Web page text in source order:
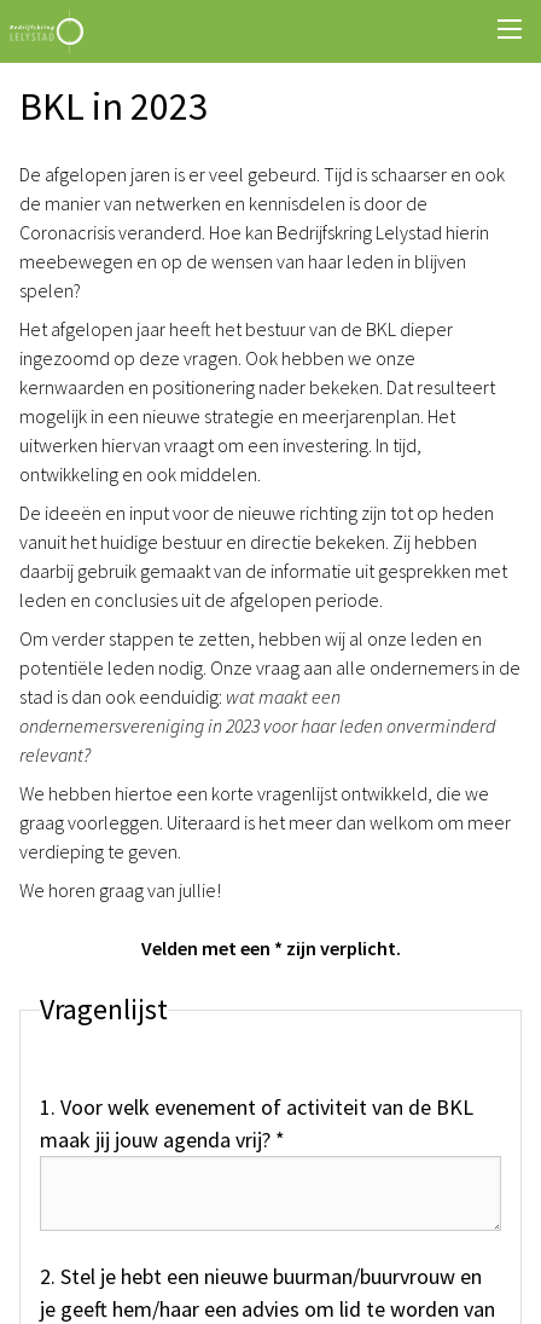
BKL in 2023
De afgelopen jaren is er veel gebeurd. Tijd is schaarser en ook
de manier van netwerken en kennisdelen is door de
Coronacrisis veranderd. Hoe kan Bedrijfskring Lelystad hierin
meebewegen en op de wensen van haar leden in blijven
spelen?
Het afgelopen jaar heeft het bestuur van de BKL dieper
ingezoomd op deze vragen. Ook hebben we onze
kernwaarden en positionering nader bekeken. Dat resulteert
mogelijk in een nieuwe strategie en meerjarenplan. Het
uitwerken hiervan vraagt om een investering. In tijd,
ontwikkeling en ook middelen.
De ideeën en input voor de nieuwe richting zijn tot op heden
vanuit het huidige bestuur en directie bekeken. Zij hebben
daarbij gebruik gemaakt van de informatie uit gesprekken met
leden en conclusies uit de afgelopen periode.
Om verder stappen te zetten, hebben wij al onze leden en
potentiële leden nodig. Onze vraag aan alle ondernemers in de
stad is dan ook eenduidig: wat maakt een
ondernemersvereniging in 2023 voor haar leden onverminderd
relevant?
We hebben hiertoe een korte vragenlijst ontwikkeld, die we
graag voorleggen. Uiteraard is het meer dan welkom om meer
verdieping te geven.
We horen graag van jullie!
Velden met een * zijn verplicht.
Vragenlijst
1. Voor welk evenement of activiteit van de BKL
maak jij jouw agenda vrij? *
2. Stel je hebt een nieuwe buurman/buurvrouw en
je geeft hem/haar een advies om lid te worden van